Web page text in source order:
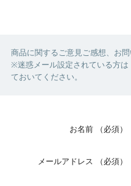
商品に関するご意見ご感想、お
※迷惑メール設定されている方は
ておいてください。
お名前 （必須）
メールアドレス （必須）